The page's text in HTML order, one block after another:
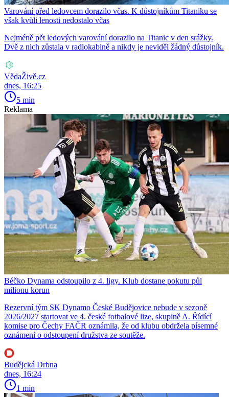
Varování před ledovcem dorazilo včas. K důstojníkům Titaniku se
však kvůli lenosti nedostalo včas
Nejméně pět ledových varování dorazilo na Titanic v den srážky.
Dvě z nich zůstala v radiokabině a nikdy je neviděl žádný důstojník.
VědaŽivě.cz
dnes, 16:25
5 min
Reklama
Béčko Dynama odstoupilo z 4. ligy. Klub dostane pokutu půl
milionu korun
Rezervní tým SK Dynamo České Budějovice nebude v sezoně
2026/2027 startovat ve 4. české fotbalové lize, skupině A. Řídící
komise pro Čechy FAČR oznámila, že od klubu obdržela písemné
oznámení o odstoupení družstva ze soutěže.
Budějcká Drbna
dnes, 16:24
1 min